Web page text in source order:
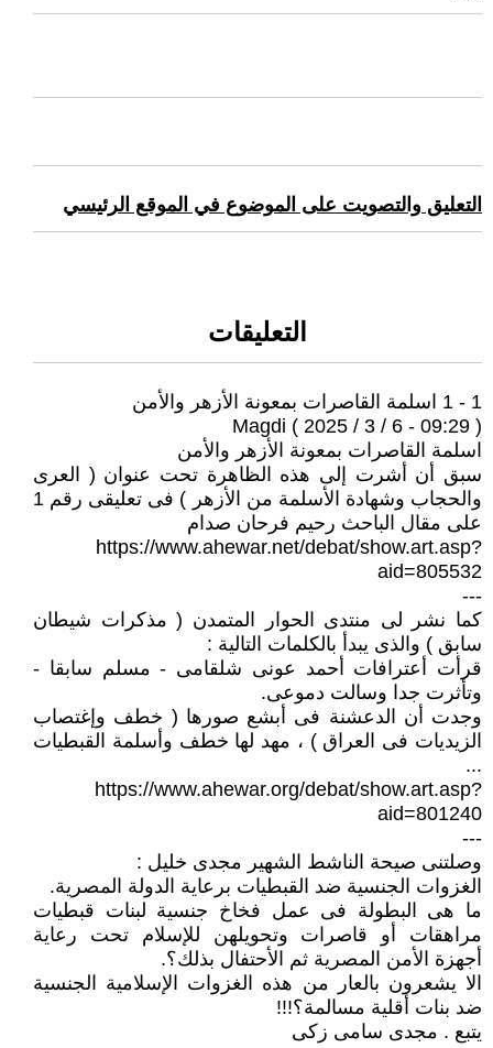
التعليق والتصويت على الموضوع في الموقع الرئيسي
التعليقات
1 - 1 اسلمة القاصرات بمعونة الأزهر والأمن
Magdi ( 2025 / 3 / 6 - 09:29 )
اسلمة القاصرات بمعونة الأزهر والأمن
سبق أن أشرت إلى هذه الظاهرة تحت عنوان ( العرى
والحجاب وشهادة الأسلمة من الأزهر ) فى تعليقى رقم 1
على مقال الباحث رحيم فرحان صدام
https://www.ahewar.net/debat/show.art.asp?
aid=805532
---
كما نشر لى منتدى الحوار المتمدن ( مذكرات شيطان
سابق ) والذى يبدأ بالكلمات التالية :
قرأت أعترافات أحمد عونى شلقامى - مسلم سابقا -
وتأثرت جدا وسالت دموعى.
وجدت أن الدعشنة فى أبشع صورها ( خطف وإغتصاب
الزيديات فى العراق ) ، مهد لها خطف وأسلمة القبطيات
...
https://www.ahewar.org/debat/show.art.asp?
aid=801240
---
وصلتنى صيحة الناشط الشهير مجدى خليل :
الغزوات الجنسية ضد القبطيات برعاية الدولة المصرية.
ما هى البطولة فى عمل فخاخ جنسية لبنات قبطيات
مراهقات أو قاصرات وتحويلهن للإسلام تحت رعاية
أجهزة الأمن المصرية ثم الأحتفال بذلك؟.
الا يشعرون بالعار من هذه الغزوات الإسلامية الجنسية
ضد بنات أقلية مسالمة؟!!!
يتبع . مجدى سامى زكى